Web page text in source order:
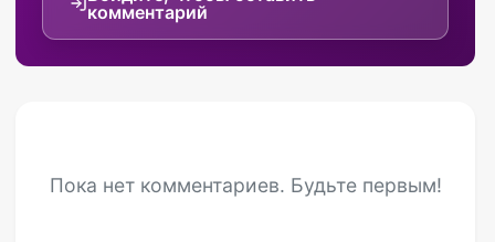
комментарий
Пока нет комментариев. Будьте первым!